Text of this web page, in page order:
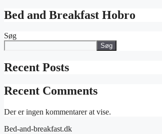
Bed and Breakfast Hobro
Søg
Søg
Recent Posts
Recent Comments
Der er ingen kommentarer at vise.
Bed-and-breakfast.dk